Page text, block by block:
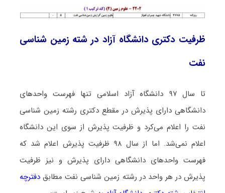
ظرفیت دکتری دانشگاه آزاد در شته زمین شناسی
ﻧﻔﺖ
تا سال ۹۷ دانشگاه آزاد اسلامی تنها فهرست واحدهای
دانشگاهی دارای پذیرش در مقطع دکتری رشته زمین شناسی
ﻧﻔﺖ را اعلام می‌کرد و ظرفیت پذیرش از سوی این دانشگاه
اعلام نمی‌شد. اما از سال ۹۸ ظرفیت پذیرش اعلام شد که
فهرست واحدهای دانشگاهی دارای پذیرش و نیز ظرفیت
پذیرش در هر واحد در رشته زمین شناسی ﻧﻔﺖ مطابقدفترچه